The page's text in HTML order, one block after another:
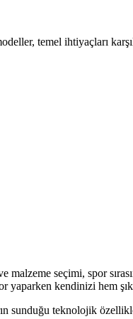
temel ihtiyaçları
seçimi, spor
yaparken kendinizi hem
sunduğu teknolojik